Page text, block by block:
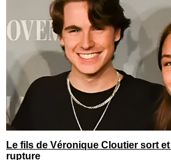
Le fils de Véronique Cloutier sort
rupture